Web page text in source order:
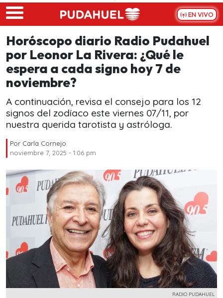
Skip to main content
EN VIVO
Horóscopo diario Radio Pudahuel
por Leonor La Rivera: ¿Qué le
espera a cada signo hoy 7 de
noviembre?
A continuación, revisa el consejo para los 12
signos del zodíaco este viernes 07/11, por
nuestra querida tarotista y astróloga.
Por Carla Cornejo
noviembre 7, 2025 - 1:06 pm
RADIO PUDAHUEL